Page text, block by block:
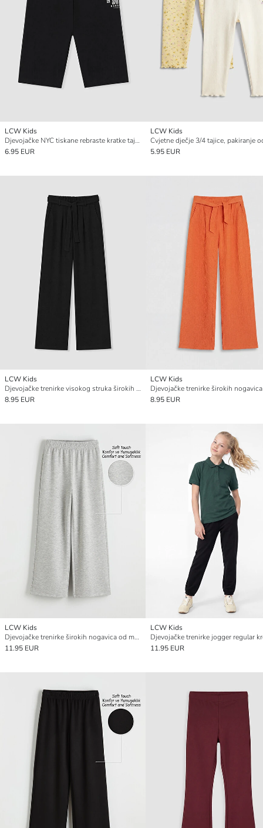
LCW Kids
Djevojačke NYC tiskane rebraste kratke tajice
6.95 EUR
LCW Kids
5.95 EUR
LCW Kids
Djevojačke trenirke visokog struka širokih nogavica
8.95 EUR
LCW Kids
Djevojačke trenirke širokih nogavica
8.95 EUR
LCW Kids
Djevojačke trenirke širokih nogavica od mekog materijala
11.95 EUR
LCW Kids
Djevojačke trenirke jogger regular
11.95 EUR